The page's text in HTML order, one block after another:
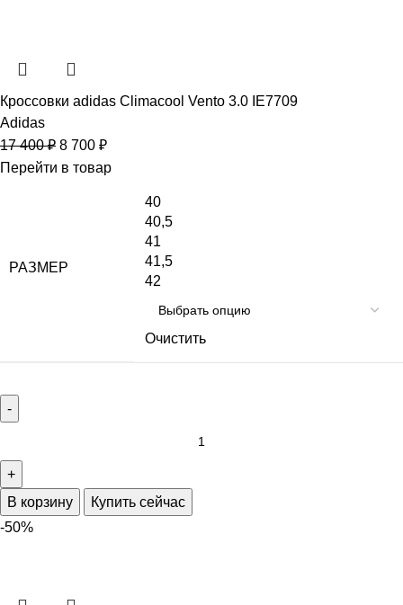
Кроссовки adidas Climacool Vento 3.0 IE7709
Adidas
17 400₽ 8 700 ₽
Перейти в товар
РАЗМЕР
40
40,5
41
41,5
42
Очистить
В корзину
Купить сейчас
-50%